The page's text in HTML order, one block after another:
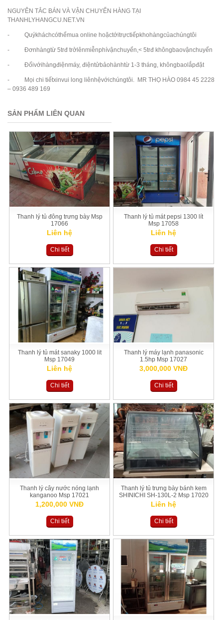
NGUYÊN TẮC BÁN VÀ VẬN CHUYỂN HÀNG TẠI
THANHLYHANGCU.NET.VN
- Quýkháchcóthểmua online hoặctớitrựctiếpkhohàngcủachúngtôi
- Đơnhàngtừ 5trđ trởlênmiễnphívậnchuyển,< 5trđ khôngbaovậnchuyển
- Đốivớihàngđiệnmáy, điệntửbảohànhtừ 1-3 tháng, khôngbaolắpđặt
- Mọi chi tiếtxinvui long liênhệvớichúngtôi. MR THỌ HÀO 0984 45 2228
– 0936 489 169
SẢN PHẨM LIÊN QUAN
Thanh lý tủ đông trưng bày Msp
17066
Liên hệ
Chi tiết
Thanh lý tủ mát pepsi 1300 lít
Msp 17058
Liên hệ
Chi tiết
Thanh lý tủ mát sanaky 1000 lit
Msp 17049
Liên hệ
Chi tiết
Thanh lý máy lạnh panasonic
1.5hp Msp 17027
3,000,000 VNĐ
Chi tiết
Thanh lý cây nước nóng lạnh
kanganoo Msp 17021
1,200,000 VNĐ
Chi tiết
Thanh lý tủ trưng bày bánh kem
SHINICHI SH-130L-2 Msp 17020
Liên hệ
Chi tiết